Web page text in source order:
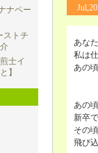
あな
私は
あの
あの
新卒
その
飛び
ナペー
ストチ
士イ
】